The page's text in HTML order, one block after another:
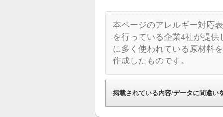
本ページのアレルギー対応
を行っている企業4社が提
に多く使われている原材料
作成したものです。
掲載されている内容/データに間違い